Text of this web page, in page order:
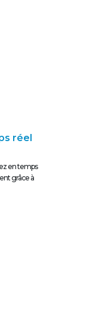
réel
en temps
grâce à